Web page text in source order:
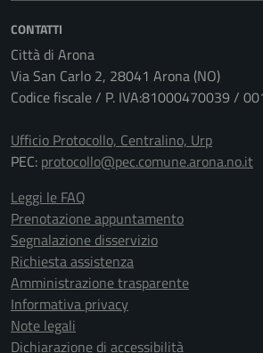
CONTATTI
Città di Arona
Via San Carlo 2, 28041 Arona (NO)
Codice fiscale / P. IVA:81000470039 /
Ufficio Protocollo, Centralino, Urp
PEC: protocollo@pec.comune.arona.no.it
Leggi le FAQ
Prenotazione appuntamento
Segnalazione disservizio
Richiesta assistenza
Amministrazione trasparente
Informativa privacy
Note legali
Dichiarazione di accessibilità